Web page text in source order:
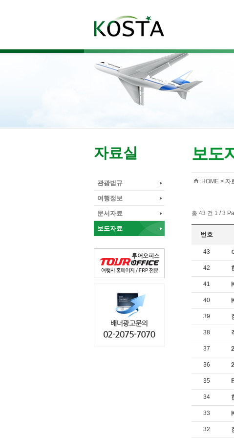
자료실
관광법규
여행정보
문서자료
보도자료
보도
HOME > 자
총 43 건 1 / 3
번호
43
42
41
40
39
38
37
36
35
34
33
32